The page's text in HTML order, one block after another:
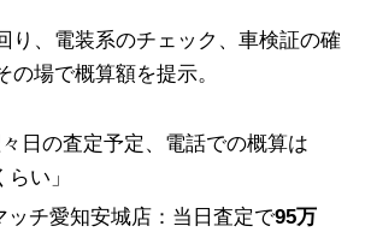
り、電装系のチェック、車検証の確
の場で概算額を提示。
日の査定予定、電話での概算は
らい」
ッチ愛知安城店：当日査定で95万